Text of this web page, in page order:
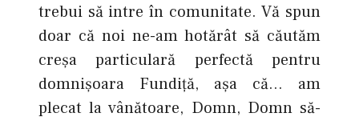
trebui să intre în comunitate. Vă spun
doar că noi ne-am hotărât să căutăm
creşa particulară perfectă pentru
domnişoara Fundiţă, aşa că… am
plecat la vânătoare, Domn, Domn să-